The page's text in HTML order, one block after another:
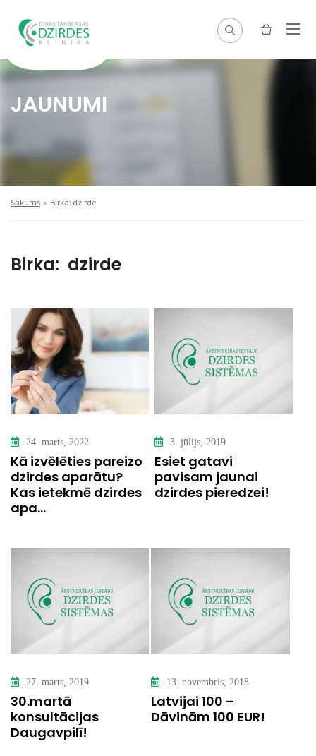
JAUNUMI
Sākums » Birka: dzirde
Birka: dzirde
24. marts, 2022
Kā izvēlēties pareizo
dzirdes aparātu?
Kas ietekmē dzirdes
apa...
3. jūlijs, 2019
Esiet gatavi
pavisam jaunai
dzirdes pieredzei!
27. marts, 2019
30.martā
konsultācijas
Daugavpilī!
13. novembris, 2018
Latvijai 100 –
Dāvinām 100 EUR!